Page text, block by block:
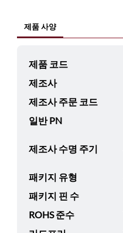
제품 사양
제품 코드
제조사
제조사 주문 코드
일반 PN
제조사 수명 주기
패키지 유형
패키지 핀 수
ROHS 준수